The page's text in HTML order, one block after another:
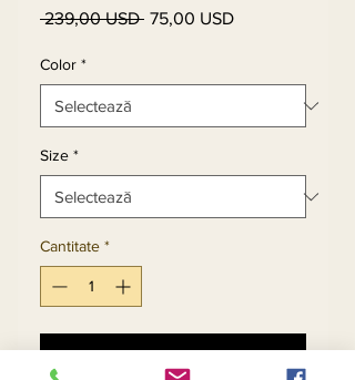
239,00 USD Preț
75,00 USDPreț
Color *
Size *
Cantitate *
Adaugă în coș